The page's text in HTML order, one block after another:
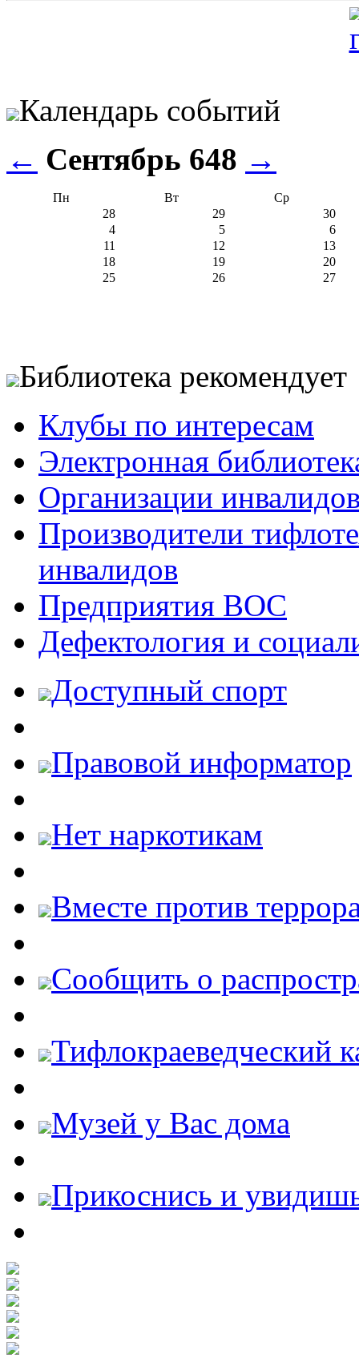
Календарь событий
← Сентябрь 648 →
Пн Вт
Ср
28
29
30
4
5
6
11
12
13
18
19
20
25
26 27
Библиотека рекомендует
Клубы по интересам
Электронная
Организации
Производители
инвалидов
Предприятия ВОС
Дефектология и
Доступный спорт
Правовой информатор
Нет наркотикам
Вместе против
Cообщить о
Тифлокраеведческий
Музей у Вас дома
Прикоснись и